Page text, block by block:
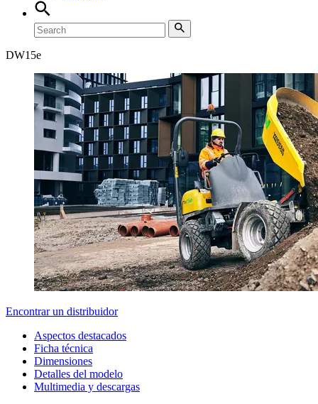
DW15e
Encontrar un distribuidor
Aspectos destacados
Ficha técnica
Dimensiones
Detalles del modelo
Multimedia y descargas